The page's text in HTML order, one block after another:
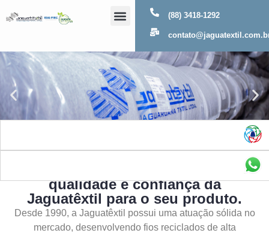
(88) 3418-1292
qualidade e confiança da
Jaguatêxtil para o seu produto.
Desde 1990, a Jaguatêxtil possui uma atuação sólida no
mercado, desenvolvendo fios reciclados de alta